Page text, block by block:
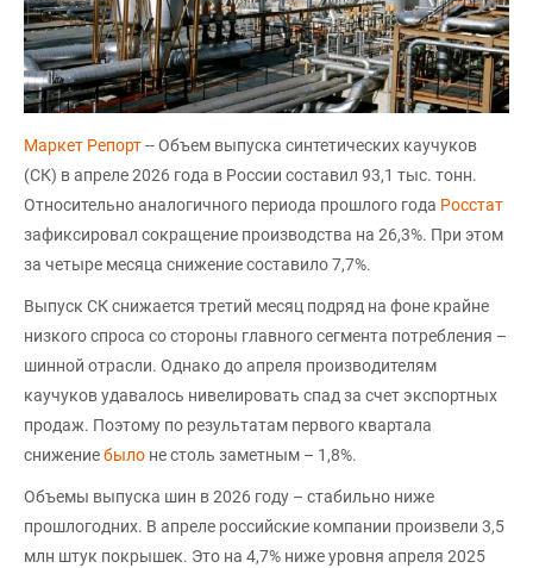
Маркет Репорт-- Объем выпуска синтетических каучуков
(СК) в апреле 2026 года в России составил 93,1 тыс. тонн.
Относительно аналогичного периода прошлого года Росстат
зафиксировал сокращение производства на 26,3%. При этом
за четыре месяца снижение составило 7,7%.
Выпуск СК снижается третий месяц подряд на фоне крайне
низкого спроса со стороны главного сегмента потребления –
шинной отрасли. Однако до апреля производителям
каучуков удавалось нивелировать спад за счет экспортных
продаж. Поэтому по результатам первого квартала
снижениебыло не столь заметным – 1,8%.
Объемы выпуска шин в 2026 году – стабильно ниже
прошлогодних. В апреле российские компании произвели 3,5
млн штук покрышек. Это на 4,7% ниже уровня апреля 2025